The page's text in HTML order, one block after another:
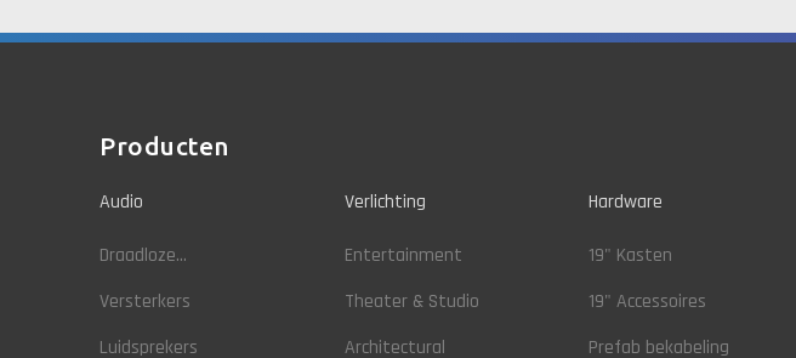
Producten
Audio
Draadloze...
Versterkers
Luidsprekers
Verlichting
Entertainment
Theater & Studio
Architectural
Hardware
19" Kasten
19" Accessoires
Prefab bekabeling